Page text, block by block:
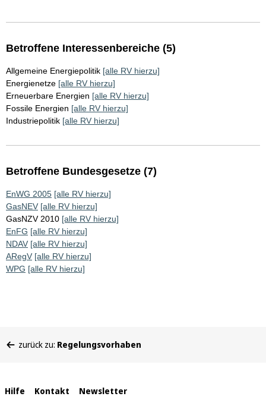
Betroffene Interessenbereiche (5)
Allgemeine Energiepolitik [alle RV hierzu]
Energienetze [alle RV hierzu]
Erneuerbare Energien [alle RV hierzu]
Fossile Energien [alle RV hierzu]
Industriepolitik [alle RV hierzu]
Betroffene Bundesgesetze (7)
EnWG 2005 [alle RV hierzu]
GasNEV [alle RV hierzu]
GasNZV 2010 [alle RV hierzu]
EnFG [alle RV hierzu]
NDAV [alle RV hierzu]
ARegV [alle RV hierzu]
WPG [alle RV hierzu]
befinden
zurück zu: Regelungsvorhaben
Interne
Hilfe Kontakt Newsletter